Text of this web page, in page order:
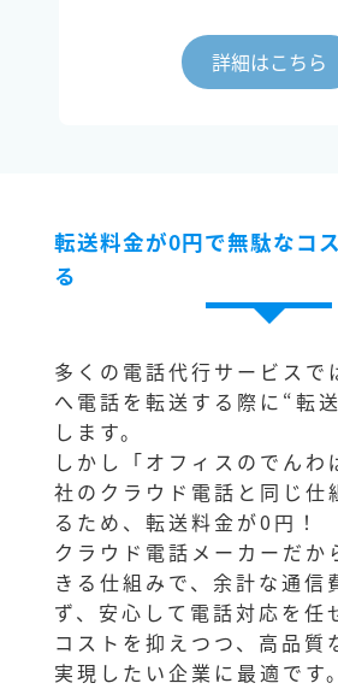
詳細はこちら
転送料金が0円で無駄なコ
る
多くの電話代行サービスで
へ電話を転送する際に“転
します。
しかし「オフィスのでんわ
社のクラウド電話と同じ仕
るため、転送料金が0円！
クラウド電話メーカーだか
きる仕組みで、余計な通信
ず、安心して電話対応を任
コストを抑えつつ、高品質
実現したい企業に最適です。